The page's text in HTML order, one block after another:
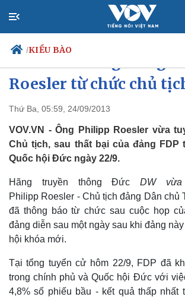
/KIỀU BÀO
Chính trị
Đảng
Tổ chức nhân sự
Quốc hội
Nhận diện sự thật
Tin 24h
Dự báo
Việc làm
Biển đảo
Roesler từ chức chủ
Thứ Ba, 05:59, 24/09/2013
VOV.VN - Ông Philipp Roesler vừa
Chủ tịch, sau thất bại của đảng FDP
Quốc hội Đức ngày 22/9.
Hãng truyền thông Đức DW
Philipp Roesler - Chủ tịch đảng Dân
đã thông báo từ chức sau cuộc họp
đảng diễn sau một ngày sau khi đảng
hội khóa mới.
Tại tổng tuyển cử hôm 22/9, FDP đã
trong chính phủ và Quốc hội Đức với
4,8% số phiếu bầu - kết quả thấp nhất